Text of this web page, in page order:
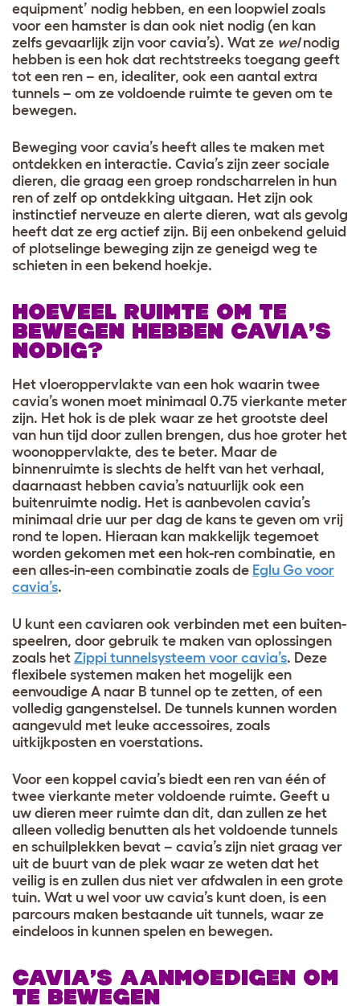
equipment’ nodig hebben, en een loopwiel zoals
voor een hamster is dan ook niet nodig (en kan
zelfs gevaarlijk zijn voor cavia’s). Wat ze welnodig
hebben is een hok dat rechtstreeks toegang geeft
tot een ren – en, idealiter, ook een aantal extra
tunnels – om ze voldoende ruimte te geven om te
bewegen.
Beweging voor cavia’s heeft alles te maken met
ontdekken en interactie. Cavia’s zijn zeer sociale
dieren, die graag een groep rondscharrelen in hun
ren of zelf op ontdekking uitgaan. Het zijn ook
instinctief nerveuze en alerte dieren, wat als gevolg
heeft dat ze erg actief zijn. Bij een onbekend geluid
of plotselinge beweging zijn ze geneigd weg te
schieten in een bekend hoekje.
HOEVEEL RUIMTE OM TE
BEWEGEN HEBBEN CAVIA’S
NODIG?
Het vloeroppervlakte van een hok waarin twee
cavia’s wonen moet minimaal 0.75 vierkante meter
zijn. Het hok is de plek waar ze het grootste deel
van hun tijd door zullen brengen, dus hoe groter het
woonoppervlakte, des te beter. Maar de
binnenruimte is slechts de helft van het verhaal,
daarnaast hebben cavia’s natuurlijk ook een
buitenruimte nodig. Het is aanbevolen cavia’s
minimaal drie uur per dag de kans te geven om vrij
rond te lopen. Hieraan kan makkelijk tegemoet
worden gekomen met een hok-ren combinatie, en
een alles-in-een combinatie zoals de Eglu Go voor
cavia’s.
U kunt een caviaren ook verbinden met een buiten-
speelren, door gebruik te maken van oplossingen
zoals het Zippi tunnelsysteem voor cavia’s. Deze
flexibele systemen maken het mogelijk een
eenvoudige A naar B tunnel op te zetten, of een
volledig gangenstelsel. De tunnels kunnen worden
aangevuld met leuke accessoires, zoals
uitkijkposten en voerstations.
Voor een koppel cavia’s biedt een ren van één of
twee vierkante meter voldoende ruimte. Geeft u
uw dieren meer ruimte dan dit, dan zullen ze het
alleen volledig benutten als het voldoende tunnels
en schuilplekken bevat – cavia’s zijn niet graag ver
uit de buurt van de plek waar ze weten dat het
veilig is en zullen dus niet ver afdwalen in een grote
tuin. Wat u wel voor uw cavia’s kunt doen, is een
parcours maken bestaande uit tunnels, waar ze
eindeloos in kunnen spelen en bewegen.
CAVIA’S AANMOEDIGEN OM
TE BEWEGEN